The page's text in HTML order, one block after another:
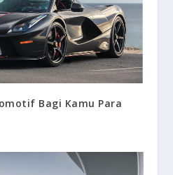
Bagi Kamu Para